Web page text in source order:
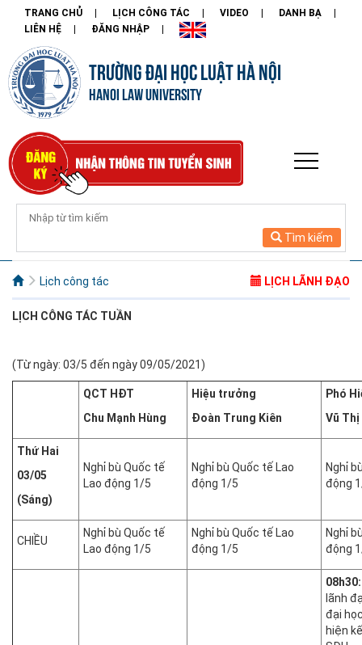
TRANG CHỦ LỊCH CÔNG TÁC VIDEO
DANH BẠ
LIÊN HỆ
ĐĂNG NHẬP
TRƯỜNG ĐẠI HỌC LUẬT HÀ NỘI
HANOI LAW UNIVERSITY
Tìm kiếm
Lịch công tác LỊCH LÃNH ĐẠO
LỊCH CÔNG TÁC TUẦN
(Từ ngày: 03/5 đến ngày 09/05/2021)
QCT HĐT
Chu Mạnh Hùng
Hiệu trưởng
Đoàn Trung Kiên
Phó
Vũ Thị
Thứ Hai
03/05
(Sáng)
Nghỉ bù Quốc tế
Lao động 1/5
Nghỉ bù Quốc tế Lao
động 1/5
Nghỉ
động
CHIỀU
Nghỉ bù Quốc tế
Lao động 1/5
Nghỉ bù Quốc tế Lao
động 1/5
Nghỉ
động
08h30:
lãnh
đại
hiện